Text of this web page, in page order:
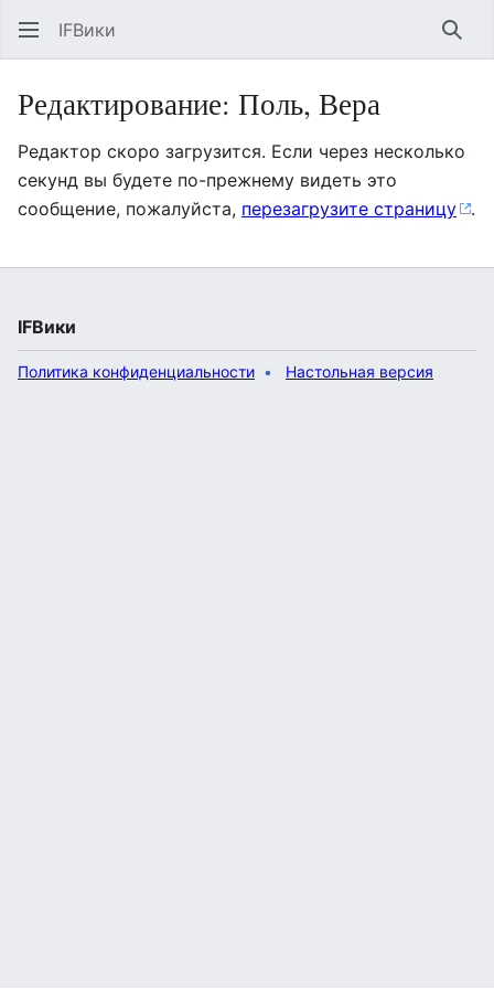
IFВики
Редактирование: Поль, Вера
Редактор скоро загрузится. Если через несколько
секунд вы будете по-прежнему видеть это
сообщение, пожалуйста, перезагрузите страницу .
IFВики
Политика конфиденциальности Настольная версия